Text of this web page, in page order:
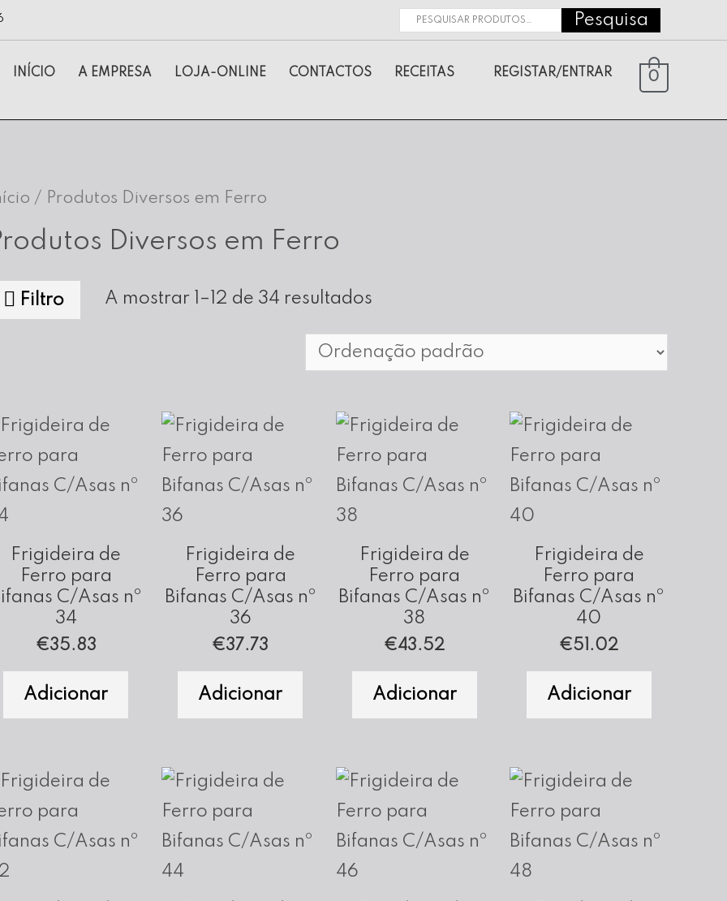
Pesquisar
Pesquisa
INÍCIO A EMPRESA LOJA-ONLINE CONTACTOS RECEITAS REGISTAR/ENTRAR 0
/ Produtos Diversos em Ferro
Diversos em Ferro
Filtro A mostrar 1–12 de 34 resultados
Frigideira de
Ferro para
C/Asas nº
34
€35.83
Adicionar
Frigideira de
Ferro para
Bifanas C/Asas nº
36
€37.73
Adicionar
Frigideira de
Ferro para
Bifanas C/Asas nº
38
€43.52
Adicionar
Frigideira de
Ferro para
Bifanas C/Asas nº
40
€51.02
Adicionar